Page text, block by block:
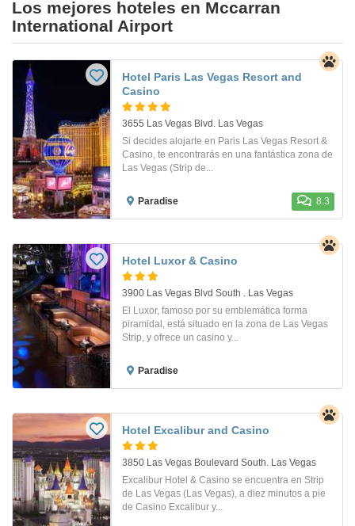
Los mejores hoteles en Mccarran
International Airport
Hotel Paris Las Vegas Resort and
Casino
3655 Las Vegas Blvd. Las Vegas
Si decides alojarte en Paris Las Vegas Resort &
Casino, te encontrarás en una fantástica zona de
Las Vegas (Strip de...
Paradise 8.3
Hotel Luxor & Casino
3900 Las Vegas Blvd South . Las Vegas
El Luxor, famoso por su emblemática forma
piramidal, está situado en la zona de Las Vegas
Strip, y ofrece un casino y...
Paradise
Hotel Excalibur and Casino
3850 Las Vegas Boulevard South. Las Vegas
Excalibur Hotel & Casino se encuentra en Strip
de Las Vegas (Las Vegas), a diez minutos a pie
de Casino Excalibur y...